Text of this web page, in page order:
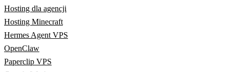
Hosting dla agencji
Hosting Minecraft
Hermes Agent VPS
OpenClaw
Paperclip VPS